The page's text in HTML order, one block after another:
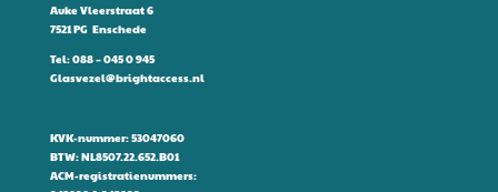
Auke Vleerstraat 6
7521 PG Enschede
Tel:088 – 045 0 945
Glasvezel@brightaccess.nl
KVK-nummer: 53047060
BTW: NL8507.22.652.B01
ACM-registratienummers: